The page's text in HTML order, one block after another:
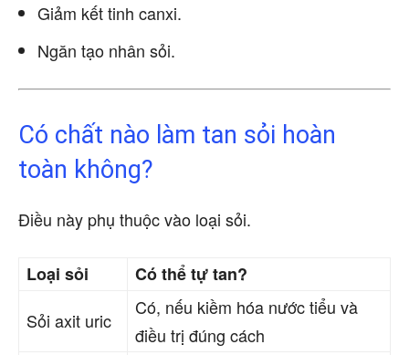
Giảm kết tinh canxi.
Ngăn tạo nhân sỏi.
Có chất nào làm tan sỏi hoàn
toàn không?
Điều này phụ thuộc vào loại sỏi.
Loại sỏi
Có thể tự tan?
Sỏi axit uric
Có, nếu kiềm hóa nước tiểu và
điều trị đúng cách